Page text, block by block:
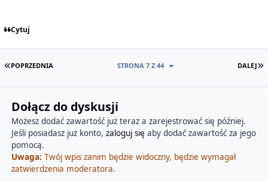
Cytuj
PIERWSZA STRONA
POPRZEDNIA DALEJ
STRONA 7 Z 44
Dołącz do dyskusji
Możesz dodać zawartość już teraz a zarejestrować się później.
Jeśli posiadasz już konto, zaloguj się aby dodać zawartość za jego
pomocą.
Uwaga: Twój wpis zanim będzie widoczny, będzie wymagał
zatwierdzenia moderatora.